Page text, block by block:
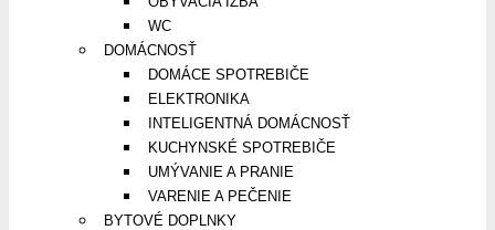
WC
DOMÁCNOSŤ
DOMÁCE SPOTREBIČE
ELEKTRONIKA
INTELIGENTNÁ DOMÁCNOSŤ
KUCHYNSKÉ SPOTREBIČE
UMÝVANIE A PRANIE
VARENIE A PEČENIE
BYTOVÉ DOPLNKY